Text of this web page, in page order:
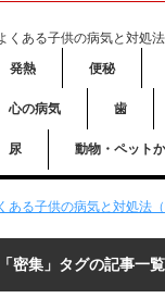
よくある子供の病気と対処
発熱
便秘
心の病気 歯
尿 動物・ペット
ある子供の病気と対処法
「密集」タグの記事一覧